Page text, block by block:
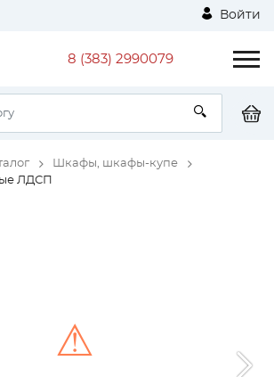
Войти
8 (383) 2990079
Шкафы, шкафы-купе
ЛДСП
⚠